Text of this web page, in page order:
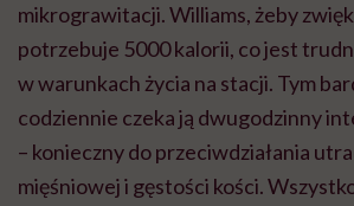
mikrograwitacji. Williams, żeby
potrzebuje 5000 kalorii, co jest
w warunkach życia na stacji. Tym
codziennie czeka ją dwugodzinny
– konieczny do przeciwdziałania
mięśniowej i gęstości kości.